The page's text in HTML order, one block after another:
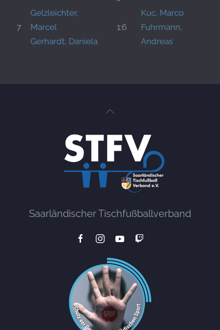
7
Gelzleichter,
Marcel
Gerhardt, Daniela
1:6
Kuc, Marco
Fuhrmann,
Andreas
Saarländischer Tischfußballverband